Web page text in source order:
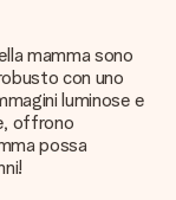
mamma sono
con uno
luminose e
offrono
possa